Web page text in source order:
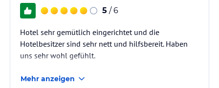
5 / 6
Hotel sehr gemütlich eingerichtet und die
Hotelbesitzer sind sehr nett und hilfsbereit. Haben
uns sehr wohl gefühlt.
Mehr anzeigen